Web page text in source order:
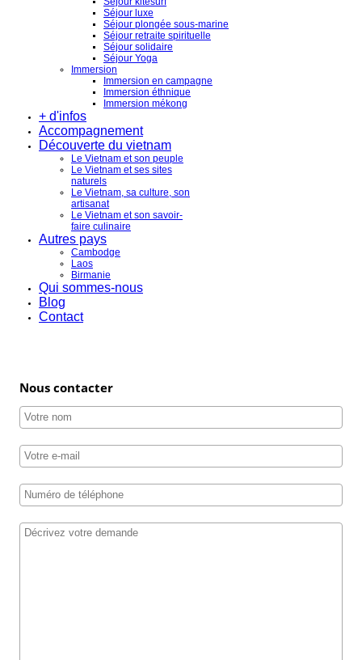
Séjour luxe
Séjour plongée sous-marine
Séjour retraite spirituelle
Séjour solidaire
Séjour Yoga
Immersion
Immersion en campagne
Immersion éthnique
Immersion mékong
+ d'infos
Accompagnement
Découverte du vietnam
Le Vietnam et son peuple
Le Vietnam et ses sites
naturels
Le Vietnam, sa culture, son
artisanat
Le Vietnam et son savoir-
faire culinaire
Autres pays
Cambodge
Laos
Birmanie
Qui sommes-nous
Blog
Contact
Nous contacter